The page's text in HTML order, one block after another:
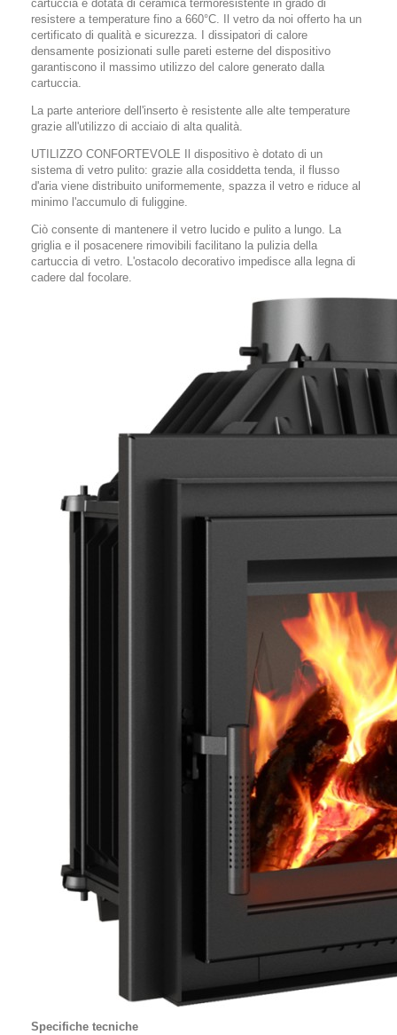
cartuccia è dotata di ceramica termoresistente in grado di
resistere a temperature fino a 660°C. Il vetro da noi offerto ha un
certificato di qualità e sicurezza. I dissipatori di calore
densamente posizionati sulle pareti esterne del dispositivo
garantiscono il massimo utilizzo del calore generato dalla
cartuccia.
La parte anteriore dell'inserto è resistente alle alte temperature
grazie all'utilizzo di acciaio di alta qualità.
UTILIZZO CONFORTEVOLE Il dispositivo è dotato di un
sistema di vetro pulito: grazie alla cosiddetta tenda, il flusso
d'aria viene distribuito uniformemente, spazza il vetro e riduce al
minimo l'accumulo di fuliggine.
Ciò consente di mantenere il vetro lucido e pulito a lungo. La
griglia e il posacenere rimovibili facilitano la pulizia della
cartuccia di vetro. L'ostacolo decorativo impedisce alla legna di
cadere dal focolare.
Specifiche tecniche